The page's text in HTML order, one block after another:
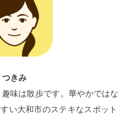
つきみ
味は散歩です。華やかではな
い大和市のステキなスポット